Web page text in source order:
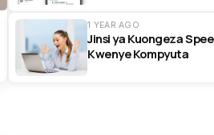
1 YEAR AGO
Jinsi ya Kuongeza
Kwenye Kompyuta